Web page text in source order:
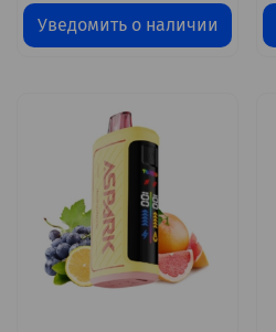
Уведомить о наличии